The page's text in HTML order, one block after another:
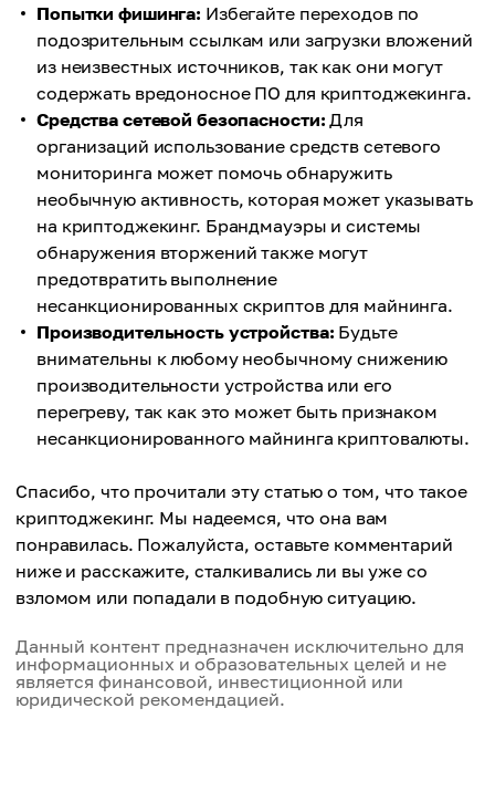
Попытки фишинга: Избегайте переходов по
подозрительным ссылкам или загрузки вложений
из неизвестных источников, так как они могут
содержать вредоносное ПО для криптоджекинга.
Средства сетевой безопасности: Для
организаций использование средств сетевого
мониторинга может помочь обнаружить
необычную активность, которая может указывать
на криптоджекинг. Брандмауэры и системы
обнаружения вторжений также могут
предотвратить выполнение
несанкционированных скриптов для майнинга.
Производительность устройства: Будьте
внимательны к любому необычному снижению
производительности устройства или его
перегреву, так как это может быть признаком
несанкционированного майнинга криптовалюты.
Спасибо, что прочитали эту статью о том, что такое
криптоджекинг. Мы надеемся, что она вам
понравилась. Пожалуйста, оставьте комментарий
ниже и расскажите, сталкивались ли вы уже со
взломом или попадали в подобную ситуацию.
Данный контент предназначен исключительно для
информационных и образовательных целей и не
является финансовой, инвестиционной или
юридической рекомендацией.